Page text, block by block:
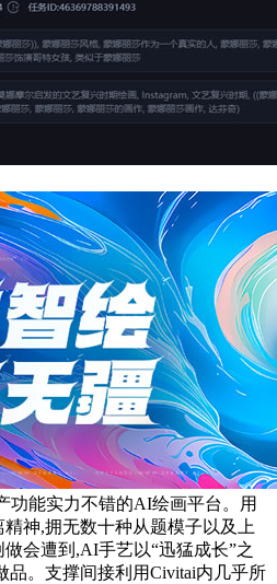
功能实力不错的AI绘画平台。用
神,拥无数十种从题模子以及上
会遭到,AI手艺以“迅猛成长”之
品。支撑间接利用Civitai内几乎所